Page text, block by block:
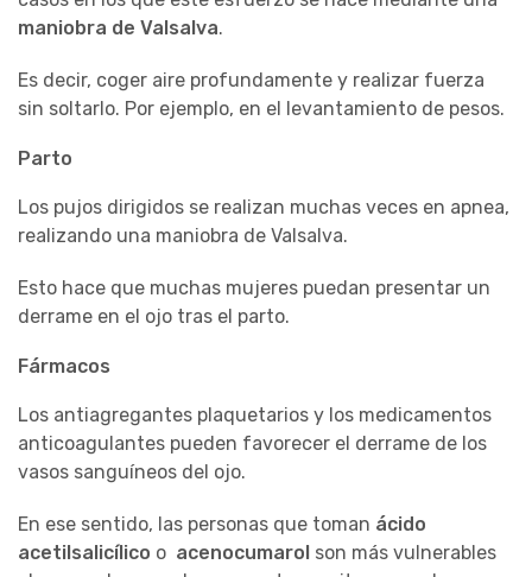
maniobra de Valsalva.
Es decir, coger aire profundamente y realizar fuerza
sin soltarlo. Por ejemplo, en el levantamiento de pesos.
Parto
Los pujos dirigidos se realizan muchas veces en apnea,
realizando una maniobra de Valsalva.
Esto hace que muchas mujeres puedan presentar un
derrame en el ojo tras el parto.
Fármacos
Los antiagregantes plaquetarios y los medicamentos
anticoagulantes pueden favorecer el derrame de los
vasos sanguíneos del ojo.
En ese sentido, las personas que toman ácido
acetilsalicílico o acenocumarol son más vulnerables